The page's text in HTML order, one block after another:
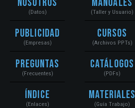
(Datos)
Publicidad
(Empresas)
Preguntas
(Frecuentes)
Índice
(Enlaces)
(Taller y Usuario)
Cursos
(Archivos PPTs)
Catálogos
(PDFs)
Materiales
(Guía Trabajo)